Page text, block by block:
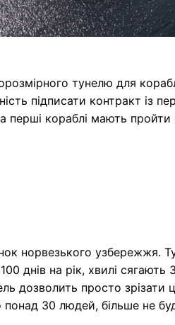
тунелю для
підписати контракт із
перші кораблі мають пройти
норвезького узбережжя.
днів на рік, хвилі сягають
дозволить просто зрізати
понад 30 людей, більше не